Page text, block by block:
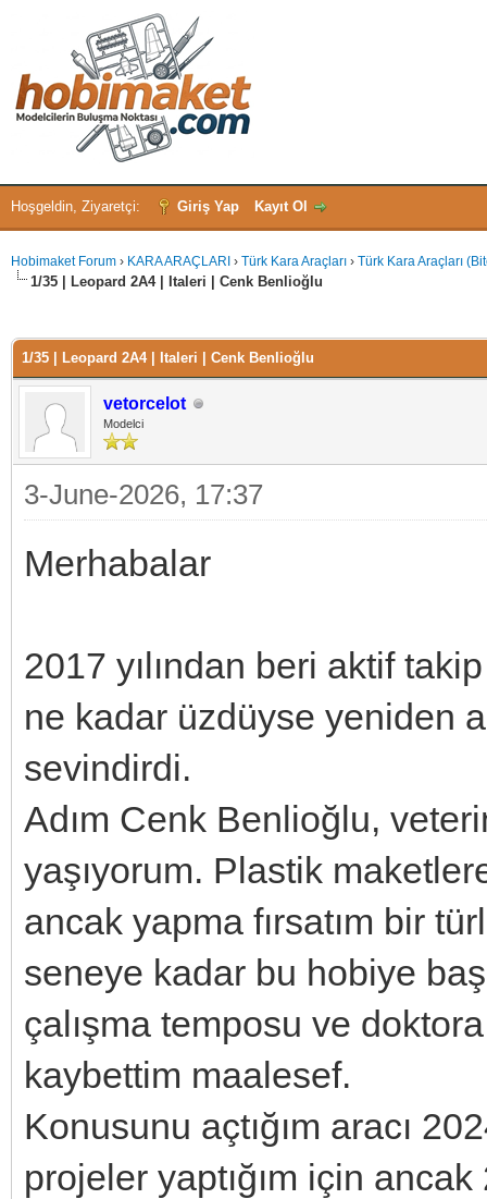
Hoşgeldin, Ziyaretçi: Giriş Yap Kayıt Ol
Hobimaket Forum › KARA ARAÇLARI › Türk Kara Araçları › Türk Kara Araçları
1/35 | Leopard 2A4 | Italeri | Cenk Benlioğlu
1/35 | Leopard 2A4 | Italeri | Cenk Benlioğlu
vetorcelot
Modelci
3-June-2026, 17:37
Merhabalar
2017 yılından beri aktif
ne kadar üzdüyse yeniden
sevindirdi.
Adım Cenk Benlioğlu,
yaşıyorum. Plastik
ancak yapma fırsatım bir
seneye kadar bu hobiye
çalışma temposu ve
kaybettim maalesef.
Konusunu açtığım aracı
projeler yaptığım için